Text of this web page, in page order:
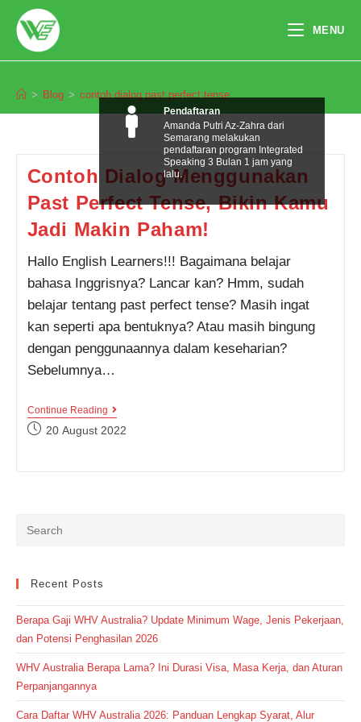
content
MENU
> Blog > contoh dialog past perfect tense
Contoh Dialog Menggunakan
Past Perfect Tense, Bikin Kamu
Jadi Makin Paham!
Hallo English Learners!!! Bagaimana belajar
bahasa Inggrisnya? Lancar kan? Hmm, sudah
belajar tentang past perfect tense? Masih ingat
kan seperti apa bentuknya? Atau masih bingung
dengan penggunaannya dalam keseharian?
Sebelumnya…
Continue ReadingContoh
Menggunakan
Post20 August 2022
Recent Posts
Berapa Gaji WHV Australia? Update Minimum Wage, Jenis Pekerjaan,
dan Potensi Penghasilan 2026
WHV Australia Berapa Lama? Ini Durasi Visa, Masa Kerja, dan Aturan
Perpanjangannya
Cara Daftar WHV Australia 2026: Panduan Lengkap Syarat, Alur
Pendaftaran
Amanda Putri Az-Zahra dari
Semarang melakukan
pendaftaran program Integrated
Speaking 3 Bulan 1 jam yang
lalu.